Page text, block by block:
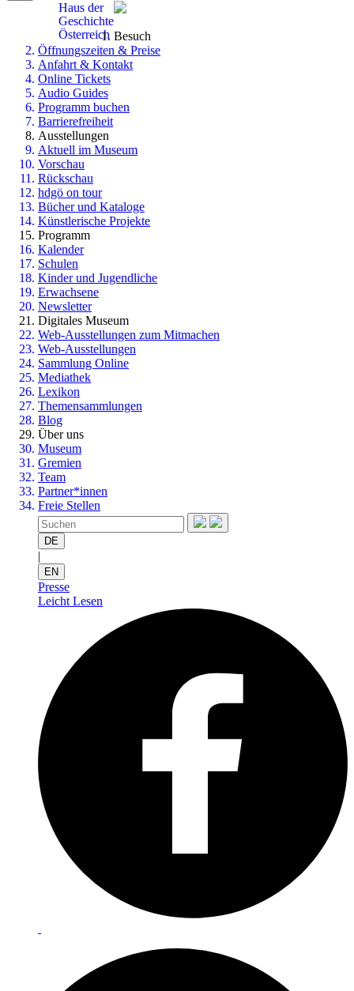
Haus der
Geschichte
Österreich Besuch
Öffnungszeiten & Preise
Anfahrt & Kontakt
Online Tickets
Audio Guides
Programm buchen
Barrierefreiheit
Ausstellungen
Aktuell im Museum
Vorschau
Rückschau
hdgö on tour
Bücher und Kataloge
Künstlerische Projekte
Programm
Kalender
Schulen
Kinder und Jugendliche
Erwachsene
Newsletter
Digitales Museum
Web-Ausstellungen zum Mitmachen
Web-Ausstellungen
Sammlung Online
Mediathek
Lexikon
Themensammlungen
Blog
Über uns
Museum
Gremien
Team
Partner*innen
Freie Stellen
DE
|
EN
Presse
Leicht Lesen